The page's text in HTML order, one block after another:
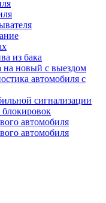
из бака
на новый с выездом
автомобиля с
сигнализации
автомобиля
автомобиля